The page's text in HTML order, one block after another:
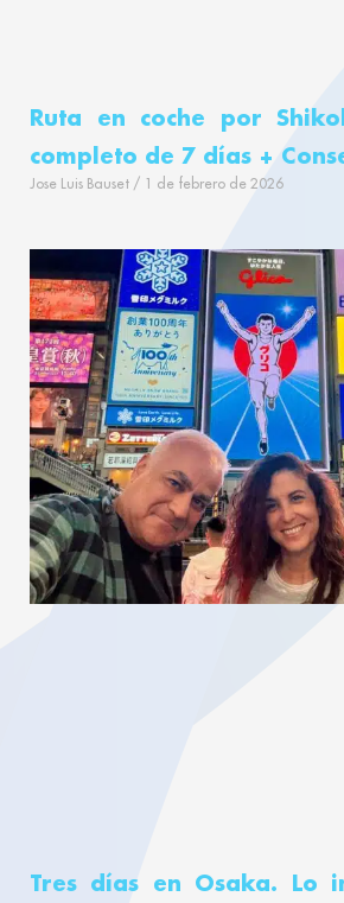
Ruta en coche por
completo de 7 días +
Jose Luis Bauset 1 de febrero de 2026
Tres días en Osaka. Lo